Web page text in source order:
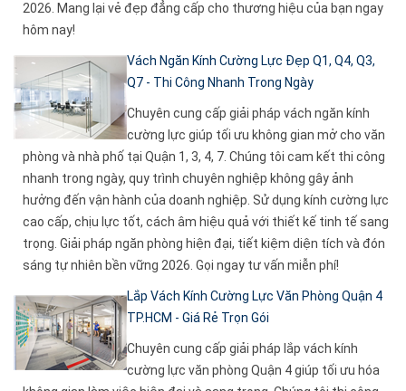
2026. Mang lại vẻ đẹp đẳng cấp cho thương hiệu của bạn ngay
hôm nay!
Vách Ngăn Kính Cường Lực Đẹp Q1, Q4, Q3,
Q7 - Thi Công Nhanh Trong Ngày
Chuyên cung cấp giải pháp vách ngăn kính
cường lực giúp tối ưu không gian mở cho văn
phòng và nhà phố tại Quận 1, 3, 4, 7. Chúng tôi cam kết thi công
nhanh trong ngày, quy trình chuyên nghiệp không gây ảnh
hưởng đến vận hành của doanh nghiệp. Sử dụng kính cường lực
cao cấp, chịu lực tốt, cách âm hiệu quả với thiết kế tinh tế sang
trọng. Giải pháp ngăn phòng hiện đại, tiết kiệm diện tích và đón
sáng tự nhiên bền vững 2026. Gọi ngay tư vấn miễn phí!
Lắp Vách Kính Cường Lực Văn Phòng Quận 4
TP.HCM - Giá Rẻ Trọn Gói
Chuyên cung cấp giải pháp lắp vách kính
cường lực văn phòng Quận 4 giúp tối ưu hóa